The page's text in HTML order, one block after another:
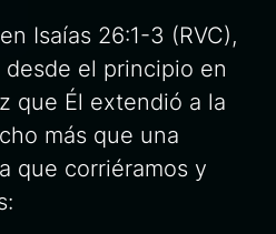
Isaías 26:1-3 (RVC),
el principio en
que Él extendió a la
más que una
que corriéramos y